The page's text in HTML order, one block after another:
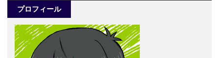
プロフィール